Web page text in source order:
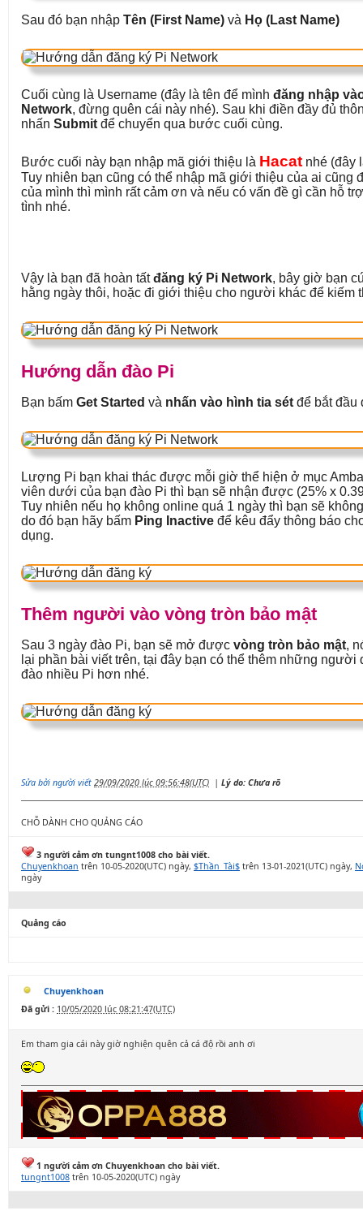
Sau đó bạn nhập Tên (First Name) và Họ (Last Name)
Cuối cùng là Username (đây là tên để mình đăng nhập
Network, đừng quên cái này nhé). Sau khi điền đầy đủ
nhấn Submit để chuyển qua bước cuối cùng.
Bước cuối này bạn nhập mã giới thiệu là Hacat nhé (đây
Tuy nhiên bạn cũng có thể nhập mã giới thiệu của ai cũng
của mình thì mình rất cảm ơn và nếu có vấn đề gì cần hỗ
tình nhé.
Vậy là bạn đã hoàn tấtđăng ký Pi Network, bây giờ bạn
hằng ngày thôi, hoặc đi giới thiệu cho người khác để kiếm
Hướng dẫn đào Pi
Bạn bấm Get Started và nhấn vào hình tia sét để bắt đầu
Lượng Pi bạn khai thác được mỗi giờ thể hiện ở mục
viên dưới của bạn đào Pi thì bạn sẽ nhận được (25% x
Tuy nhiên nếu họ không online quá 1 ngày thì bạn sẽ
do đó bạn hãy bấm Ping Inactive để kêu đẩy thông báo
dụng.
Thêm người vào vòng tròn bảo mật
Sau 3 ngày đào Pi, bạn sẽ mở được vòng tròn bảo mật,
lại phần bài viết trên, tại đây bạn có thể thêm những người
đào nhiều Pi hơn nhé.
Sửa bởi người viết 29/09/2020 lúc 09:56:48(UTC) | Lý do: Chưa rõ
CHỖ DÀNH CHO QUẢNG CÁO
3 người cảm ơn tungnt1008 cho bài viết.
Chuyenkhoan trên 10-05-2020(UTC) ngày, $Thần_Tài$ trên 13-01-2021(UTC) ngày,
ngày
Quảng cáo
Chuyenkhoan
Đã gửi : 10/05/2020 lúc 08:21:47(UTC)
Em tham gia cái này giờ nghiện quên cả cá độ rồi anh ơi
1 người cảm ơn Chuyenkhoan cho bài viết.
tungnt1008 trên 10-05-2020(UTC) ngày